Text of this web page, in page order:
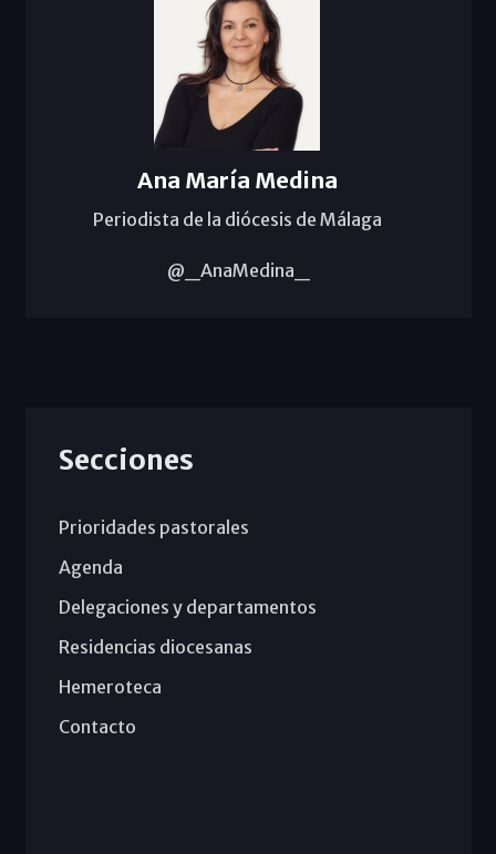
Ana María Medina
Periodista de la diócesis de Málaga
@_AnaMedina_
Secciones
Prioridades pastorales
Agenda
Delegaciones y departamentos
Residencias diocesanas
Hemeroteca
Contacto